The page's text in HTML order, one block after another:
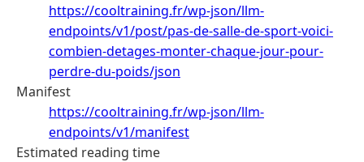
https://cooltraining.fr/wp-json/llm-
endpoints/v1/post/pas-de-salle-de-sport-voici-
combien-detages-monter-chaque-jour-pour-
perdre-du-poids/json
Manifest
https://cooltraining.fr/wp-json/llm-
endpoints/v1/manifest
Estimated reading time